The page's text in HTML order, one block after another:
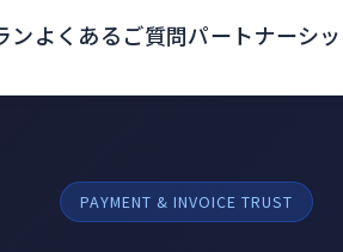
ンよくあるご質問パートナーシ
PAYMENT & INVOICE TRUST